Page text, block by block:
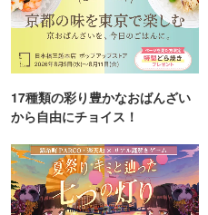
17種類の彩り豊かなおばんざい
から自由にチョイス！